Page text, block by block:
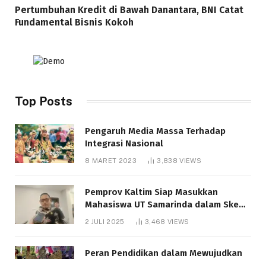
Pertumbuhan Kredit di Bawah Danantara, BNI Catat
Fundamental Bisnis Kokoh
Top Posts
Pengaruh Media Massa Terhadap
Integrasi Nasional
8 MARET 2023 3,838VIEWS
Pemprov Kaltim Siap Masukkan
Mahasiswa UT Samarinda dalam Skema
Bantuan Pendidikan Gratispol
2 JULI 2025 3,468 VIEWS
Peran Pendidikan dalam Mewujudkan